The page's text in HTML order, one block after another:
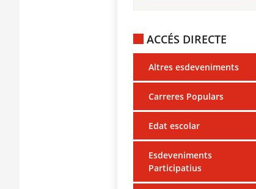
ACCÉS DIRECTE
Altres esdeveniments
Carreres Populars
Edat escolar
Esdeveniments
Participatius